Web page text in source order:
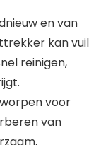
en van
kan vuil
reinigen,
voor
van